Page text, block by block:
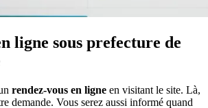
ligne sous prefecture de
rendez-vous en ligne en visitant le site. Là,
demande. Vous serez aussi informé quand